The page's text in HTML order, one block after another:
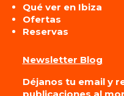
Qué ver en Ibiza
Ofertas
Reservas
Newsletter Blog
Déjanos tu email y